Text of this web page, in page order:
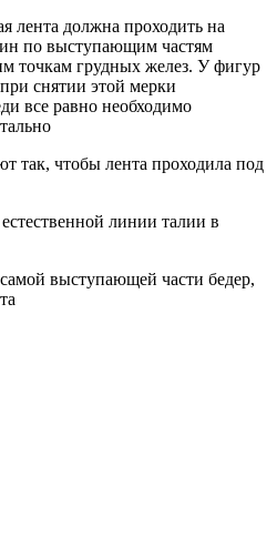
лента должна проходить на
по выступающим частям
точкам грудных желез. У фигур
снятии этой мерки
все равно необходимо
так, чтобы лента проходила под
линии талии в
выступающей части бедер,